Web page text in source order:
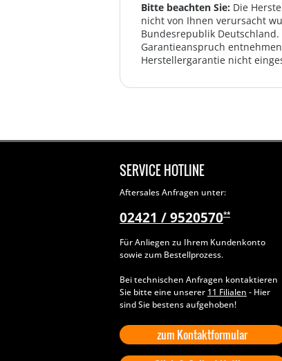
Bitte beachten Sie: Die
nicht von Ihnen verursacht
Bundesrepublik
Garantieanspruch
Herstellergarantie nicht
SERVICE HOTLINE
Aftersales Anfragen unter:
02421 / 9520570**
Für Anliegen zu Ihrem Kundenkonto
sowie zum Bestellprozess.
Bei technischen Anfragen kontaktieren
Sie bitte eine unserer 11 Filialen - Hier
sind Sie bestens aufgehoben!
zum Kontaktformular